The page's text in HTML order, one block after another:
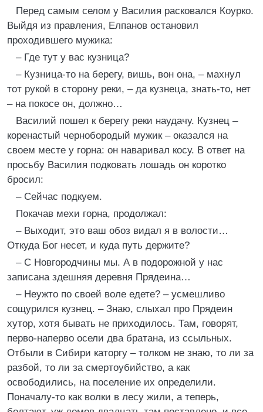
Перед самым селом у Василия расковался Коурко.
Выйдя из правления, Елпанов остановил
проходившего мужика:
– Где тут у вас кузница?
– Кузница-то на берегу, вишь, вон она, – махнул
тот рукой в сторону реки, – да кузнеца, знать-то, нет
– на покосе он, должно…
Василий пошел к берегу реки наудачу. Кузнец –
коренастый чернобородый мужик – оказался на
своем месте у горна: он наваривал косу. В ответ на
просьбу Василия подковать лошадь он коротко
бросил:
– Сейчас подкуем.
Покачав мехи горна, продолжал:
– Выходит, это ваш обоз видал я в волости…
Откуда Бог несет, и куда путь держите?
– С Новгородчины мы. А в подорожной у нас
записана здешняя деревня Прядеина…
– Неужто по своей воле едете? – усмешливо
сощурился кузнец. – Знаю, слыхал про Прядеин
хутор, хотя бывать не приходилось. Там, говорят,
перво-наперво осели два братана, из ссыльных.
Отбыли в Сибири каторгу – толком не знаю, то ли за
разбой, то ли за смертоубийство, а как
освободились, на поселение их определили.
Поначалу-то как волки в лесу жили, а теперь,